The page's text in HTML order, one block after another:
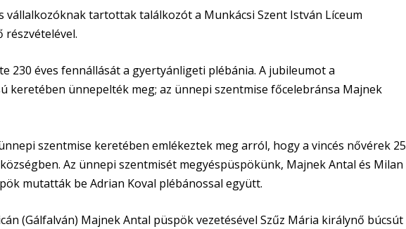
vállalkozóknak tartottak találkozót a Munkácsi Szent István Líceum
részvételével.
230 éves fennállását a gyertyánligeti plébánia. A jubileumot a
keretében ünnepelték meg; az ünnepi szentmise főcelebránsa Majnek
szentmise keretében emlékeztek meg arról, hogy a vincés nővérek 25
Az ünnepi szentmisét megyéspüspökünk, Majnek Antal és Milan
mutatták be Adrian Koval plébánossal együtt.
(Gálfalván) Majnek Antal püspök vezetésével Szűz Mária királynő búcsút